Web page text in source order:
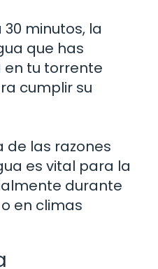
30 minutos, la
que has
en tu torrente
cumplir su
de las razones
es vital para la
durante
en climas